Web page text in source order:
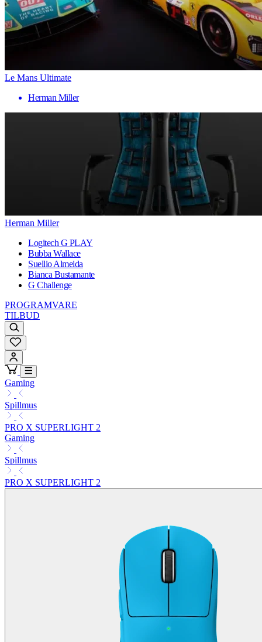
Le Mans Ultimate
Herman Miller
Herman Miller
Logitech G PLAY
Bubba Wallace
Suellio Almeida
Bianca Bustamante
G Challenge
PROGRAMVARE
TILBUD
Gaming
Spillmus
PRO X SUPERLIGHT 2
Gaming
Spillmus
PRO X SUPERLIGHT 2